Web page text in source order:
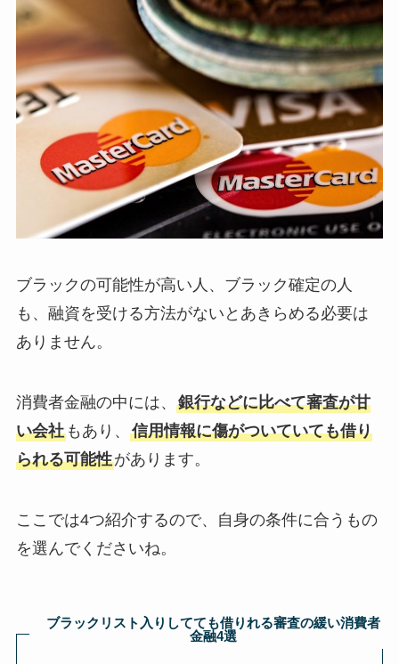
ブラックの可能性が高い人、ブラック確定の人
も、融資を受ける方法がないとあきらめる必要は
ありません。
消費者金融の中には、 銀行などに比べて審査が甘
い会社もあり、 信用情報に傷がついていても借り
られる可能性があります。
ここでは4つ紹介するので、自身の条件に合うもの
を選んでくださいね。
ブラックリスト入りしてても借りれる審査の緩い消費者
金融4選